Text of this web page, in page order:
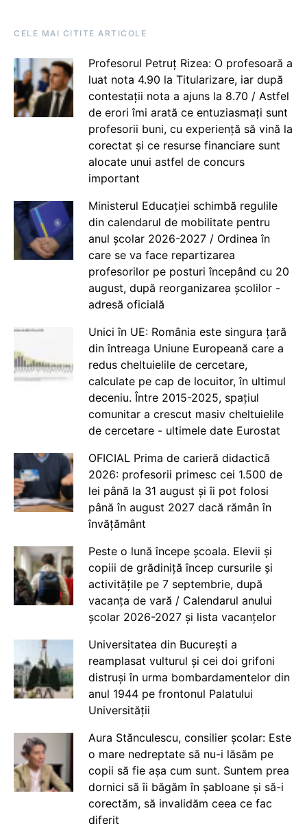
CELE MAI CITITE ARTICOLE
Profesorul Petruț Rizea: O profesoară a
luat nota 4.90 la Titularizare, iar după
contestații nota a ajuns la 8.70 / Astfel
de erori îmi arată ce entuziasmați sunt
profesorii buni, cu experiență să vină la
corectat și ce resurse financiare sunt
alocate unui astfel de concurs
important
Ministerul Educației schimbă regulile
din calendarul de mobilitate pentru
anul școlar 2026-2027 / Ordinea în
care se va face repartizarea
profesorilor pe posturi începând cu 20
august, după reorganizarea școlilor -
adresă oficială
Unici în UE: România este singura țară
din întreaga Uniune Europeană care a
redus cheltuielile de cercetare,
calculate pe cap de locuitor, în ultimul
deceniu. Între 2015-2025, spațiul
comunitar a crescut masiv cheltuielile
de cercetare - ultimele date Eurostat
OFICIAL Prima de carieră didactică
2026: profesorii primesc cei 1.500 de
lei până la 31 august și îi pot folosi
până în august 2027 dacă rămân în
învățământ
Peste o lună începe școala. Elevii și
copiii de grădiniță încep cursurile și
activitățile pe 7 septembrie, după
vacanța de vară / Calendarul anului
școlar 2026-2027 și lista vacanțelor
Universitatea din București a
reamplasat vulturul și cei doi grifoni
distruși în urma bombardamentelor din
anul 1944 pe frontonul Palatului
Universității
Aura Stănculescu, consilier școlar: Este
o mare nedreptate să nu-i lăsăm pe
copii să fie așa cum sunt. Suntem prea
dornici să îi băgăm în șabloane și să-i
corectăm, să invalidăm ceea ce fac
diferit